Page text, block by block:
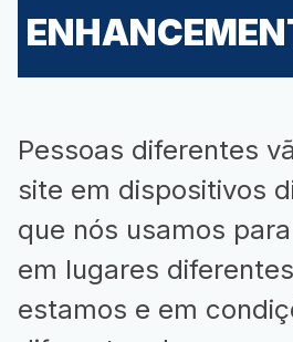
Pessoas diferentes
site em dispositivos
que nós usamos
em lugares
estamos e em